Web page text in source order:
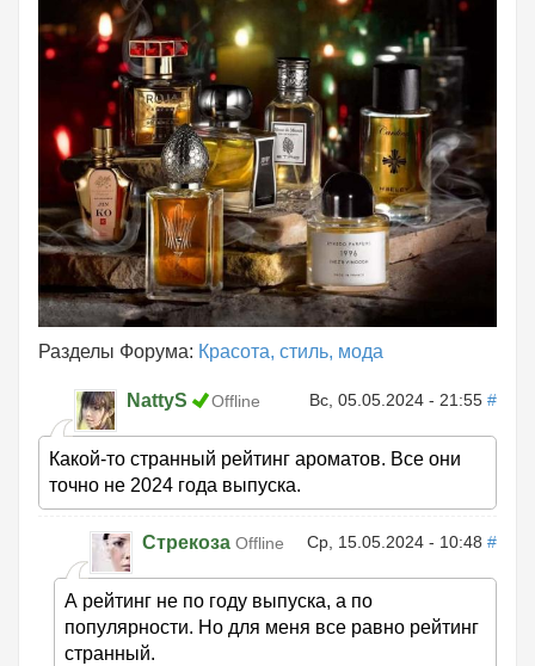
Разделы Форума: Красота, стиль, мода
NattyS Offline Вс, 05.05.2024 - 21:55 #
Какой-то странный рейтинг ароматов. Все они
точно не 2024 года выпуска.
Стрекоза Offline Ср, 15.05.2024 - 10:48 #
А рейтинг не по году выпуска, а по
популярности. Но для меня все равно рейтинг
странный.